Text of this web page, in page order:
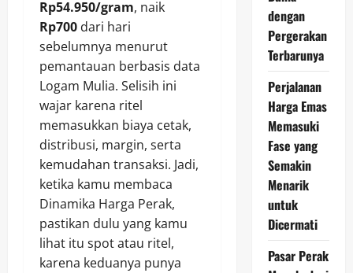
Rp54.950/gram, naik
Rp700 dari hari
sebelumnya menurut
pemantauan berbasis data
Logam Mulia. Selisih ini
wajar karena ritel
memasukkan biaya cetak,
distribusi, margin, serta
kemudahan transaksi. Jadi,
ketika kamu membaca
Dinamika Harga Perak,
pastikan dulu yang kamu
lihat itu spot atau ritel,
karena keduanya punya
dengan
Pergerakan
Terbarunya
Perjalanan
Harga Emas
Memasuki
Fase yang
Semakin
Menarik
untuk
Dicermati
Pasar Perak